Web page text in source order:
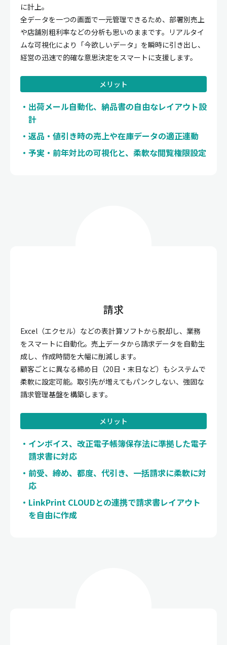
に計上。
全データを一つの画面で一元管理できるため、部署別売上
や店舗別粗利率などの分析も思いのままです。リアルタイ
ムな可視化により「今欲しいデータ」を瞬時に引き出し、
経営の迅速で的確な意思決定をスマートに支援します。
メリット
出荷メール自動化、納品書の自由なレイアウト設
計
返品・値引き時の売上や在庫データの適正連動
予実・前年対比の可視化と、柔軟な閲覧権限設定
請求
Excel（エクセル）などの表計算ソフトから脱却し、業務
をスマートに自動化。売上データから請求データを自動生
成し、作成時間を大幅に削減します。
顧客ごとに異なる締め日（20日・末日など）もシステムで
柔軟に設定可能。取引先が増えてもパンクしない、強固な
請求管理基盤を構築します。
メリット
インボイス、改正電子帳簿保存法に準拠した電子
請求書に対応
前受、締め、都度、代引き、一括請求に柔軟に対
応
LinkPrint CLOUDとの連携で請求書レイアウト
を自由に作成